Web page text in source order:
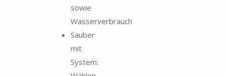
sowie
Wasserverbrauch
Sauber
mit
System: